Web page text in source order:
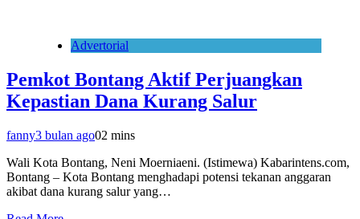
Advertorial
Pemkot Bontang Aktif Perjuangkan
Kepastian Dana Kurang Salur
fanny3 bulan ago02 mins
Wali Kota Bontang, Neni Moerniaeni. (Istimewa) Kabarintens.com,
Bontang – Kota Bontang menghadapi potensi tekanan anggaran
akibat dana kurang salur yang…